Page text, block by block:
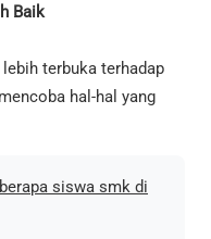
Baik
terbuka terhadap
hal-hal yang
siswa smk di